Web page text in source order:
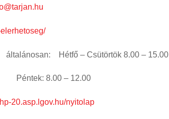
– Csütörtök 8.00 – 15.00
– 12.00
20.asp.lgov.hu/nyitolap